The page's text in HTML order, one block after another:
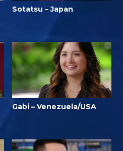
Sotatsu – Japan
Gabi – Venezuela/USA